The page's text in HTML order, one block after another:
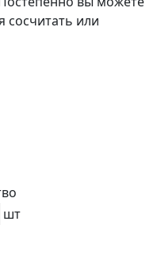
сосчитать или
шт